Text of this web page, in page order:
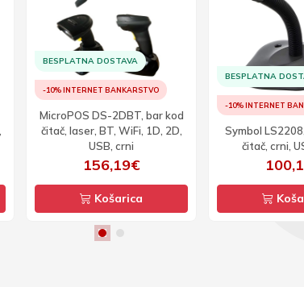
BESPLATNA DOSTAVA
-10% INTERNET BANKARSTVO
MicroPOS DS-2DBT, bar kod
čitač, laser, BT, WiFi, 1D, 2D,
USB, crni
156,19€
Košarica
BESPLATNA
-10% INTERNET
Symbol
čitač, crni,